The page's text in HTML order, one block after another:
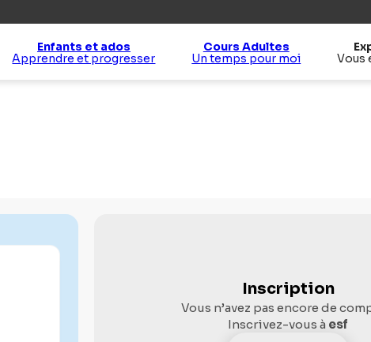
Enfants et ados
Apprendre et progresser
Cours Adultes
Un temps pour moi
Inscription
Vous n’avez pas encore de
Inscrivez-vous à esf